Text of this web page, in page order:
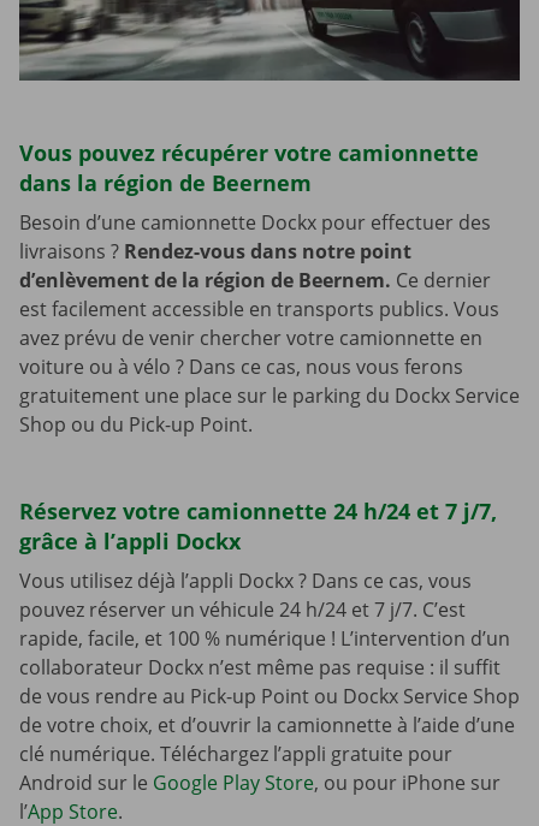
Vous pouvez récupérer votre camionnette
dans la région de Beernem
Besoin d’une camionnette Dockx pour effectuer des
livraisons ? Rendez-vous dans notre point
d’enlèvement de la région de Beernem. Ce dernier
est facilement accessible en transports publics. Vous
avez prévu de venir chercher votre camionnette en
voiture ou à vélo ? Dans ce cas, nous vous ferons
gratuitement une place sur le parking du Dockx Service
Shop ou du Pick-up Point.
Réservez votre camionnette 24 h/24 et 7 j/7,
grâce à l’appli Dockx
Vous utilisez déjà l’appli Dockx ? Dans ce cas, vous
pouvez réserver un véhicule 24 h/24 et 7 j/7. C’est
rapide, facile, et 100 % numérique ! L’intervention d’un
collaborateur Dockx n’est même pas requise : il suffit
de vous rendre au Pick-up Point ou Dockx Service Shop
de votre choix, et d’ouvrir la camionnette à l’aide d’une
clé numérique. Téléchargez l’appli gratuite pour
Android sur le Google Play Store, ou pour iPhone sur
l’App Store.